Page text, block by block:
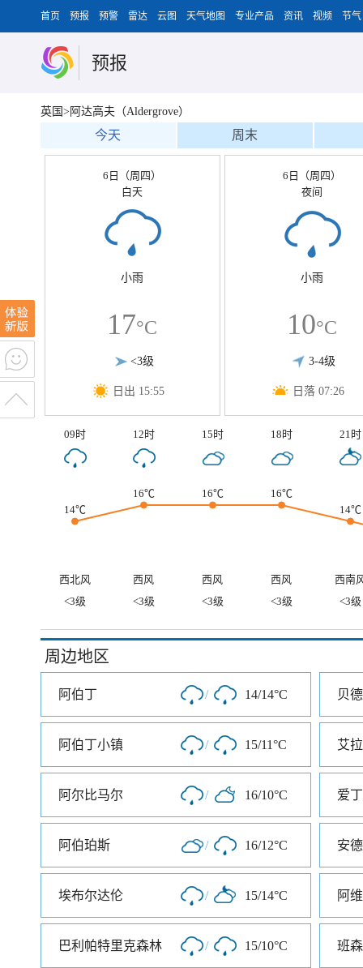
首页 预报 预警 雷达 云图 天气地图 专业产品 资讯 视频 节气
预报
英国>阿达高夫（Aldergrove）
今天 周末
6日（周四）
白天
小雨
17°C
<3级
日出 15:55
6日（周四）
夜间
小雨
10°C
3-4级
日落 07:26
09时 12时 15时 18时 21时
14℃
16℃ 16℃
16℃
14℃
西北风 西风 西风 西风
西南
<3级
<3级 <3级 <3级 <3级
周边地区
阿伯丁 / 14/14°C 贝
阿伯丁小镇 / 15/11°C 艾
阿尔比马尔 / 16/10°C 爱
阿伯珀斯 / 16/12°C 安
埃布尔达伦 / 15/14°C 阿
巴利帕特里克森林 / 15/10°C 班森